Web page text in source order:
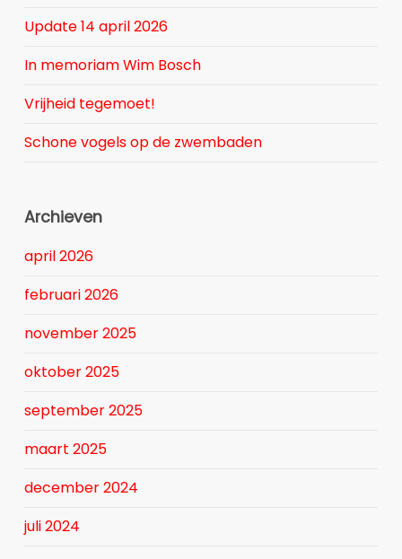
Update 14 april 2026
In memoriam Wim Bosch
Vrijheid tegemoet!
Schone vogels op de zwembaden
Archieven
april 2026
februari 2026
november 2025
oktober 2025
september 2025
maart 2025
december 2024
juli 2024